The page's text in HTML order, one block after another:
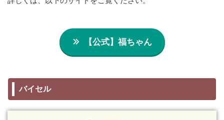
【公式】福ちゃん
バイセル